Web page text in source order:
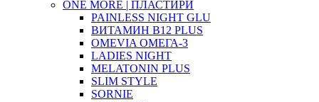
ONE MORE | ПЛАСТИРИ
PAINLESS NIGHT GLU
ВИТАМИН B12 PLUS
ОMEVIA ОМЕГА-3
LADIES NIGHT
MELATONIN PLUS
SLIM STYLE
SORNIE